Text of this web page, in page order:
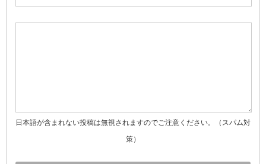
日本語が含まれない投稿は無視されますのでご注意ください。（スパム対
策）